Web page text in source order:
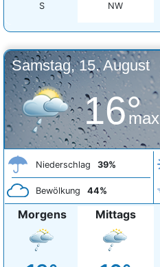
S
NW
Samstag, 15. August
16°
max
Niederschlag 39%
Bewölkung 44%
Morgens Mittags